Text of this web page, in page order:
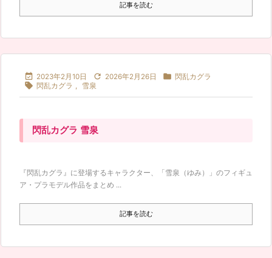
記事を読む
 2023年2月10日  2026年2月26日  閃乱カグラ
 閃乱カグラ , 雪泉
閃乱カグラ 雪泉
『閃乱カグラ』に登場するキャラクター、「雪泉（ゆみ）」のフィギュ
ア・プラモデル作品をまとめ ...
記事を読む